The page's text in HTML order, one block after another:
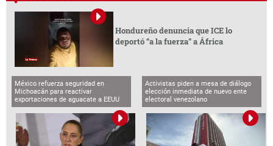
Hondureño denuncia que ICE lo
deportó “a la fuerza” a África
México refuerza seguridad en
Michoacán para reactivar
exportaciones de aguacate a EEUU
Activistas piden a mesa de diálogo
elección inmediata de nuevo ente
electoral venezolano